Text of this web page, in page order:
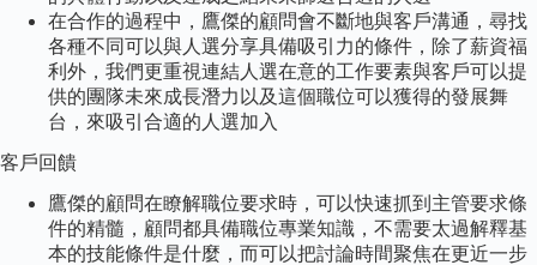
在合作的過程中，鷹傑的顧問會不斷地與客戶溝通，尋找
各種不同可以與人選分享具備吸引力的條件，除了薪資福
利外，我們更重視連結人選在意的工作要素與客戶可以提
供的團隊未來成長潛力以及這個職位可以獲得的發展舞
台，來吸引合適的人選加入
客戶回饋
鷹傑的顧問在瞭解職位要求時，可以快速抓到主管要求條
件的精髓，顧問都具備職位專業知識，不需要太過解釋基
本的技能條件是什麼，而可以把討論時間聚焦在更近一步